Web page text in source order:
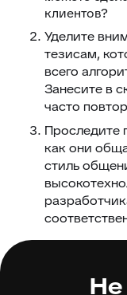
клиентов?
Уделите
тезисам,
всего
Занесите в
часто
Проследите
как они
стиль
Не